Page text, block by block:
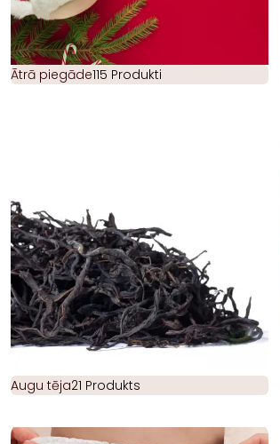
Ātrā piegāde115 Produkti
Augu tēja21 Produkts